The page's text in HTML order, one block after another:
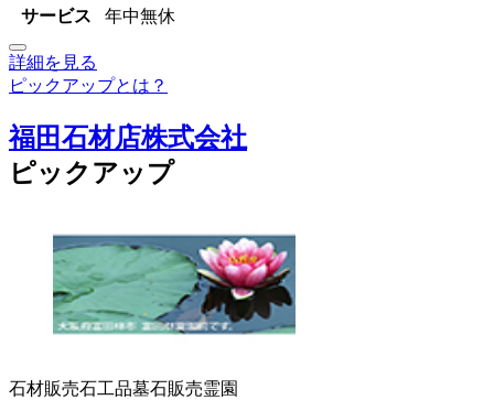
サービス
年中無休
詳細を見る
ピックアップとは？
福田石材店株式会社
ピックアップ
石材販売石工品墓石販売霊園